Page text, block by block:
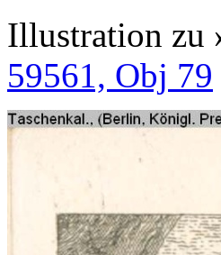
Illustration zu
59561, Obj 79